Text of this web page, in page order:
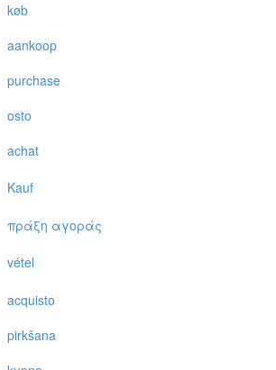
køb
aankoop
purchase
osto
achat
Kauf
πράξη αγoράς
vétel
acquisto
pirkšana